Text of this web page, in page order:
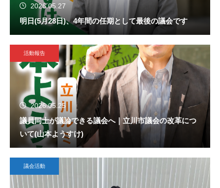
2026.05.27
明日(5月28日)、4年間の任期として最後の議会です
活動報告
2026.05.25
議員同士が議論できる議会へ｜立川市議会の改革につ
いて(山本ようすけ)
議会活動